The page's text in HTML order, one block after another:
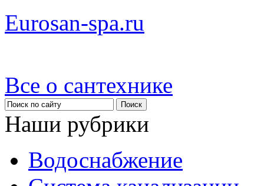
Eurosan-spa.ru
Все о сантехнике
Наши рубрики
Водоснабжение